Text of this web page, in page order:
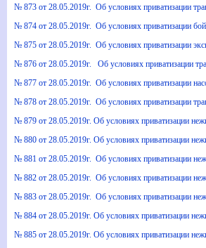
№ 873 от 28.05.2019г. Об условиях приватизации
№ 874 от 28.05.2019г. Об условиях приватизации
№ 875 от 28.05.2019г. Об условиях приватизации
№ 876 от 28.05.2019г. Об условиях приватизации
№ 877 от 28.05.2019г. Об условиях приватизации
№ 878 от 28.05.2019г. Об условиях приватизации
№ 879 от 28.05.2019г. Об условиях приватизации
№ 880 от 28.05.2019г. Об условиях приватизации
№ 881 от 28.05.2019г. Об условиях приватизации
№ 882 от 28.05.2019г. Об условиях приватизации
№ 883 от 28.05.2019г. Об условиях приватизации
№ 884 от 28.05.2019г. Об условиях приватизации
№ 885 от 28.05.2019г. Об условиях приватизации